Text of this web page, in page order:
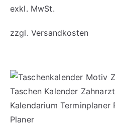
exkl. MwSt.
zzgl. Versandkosten